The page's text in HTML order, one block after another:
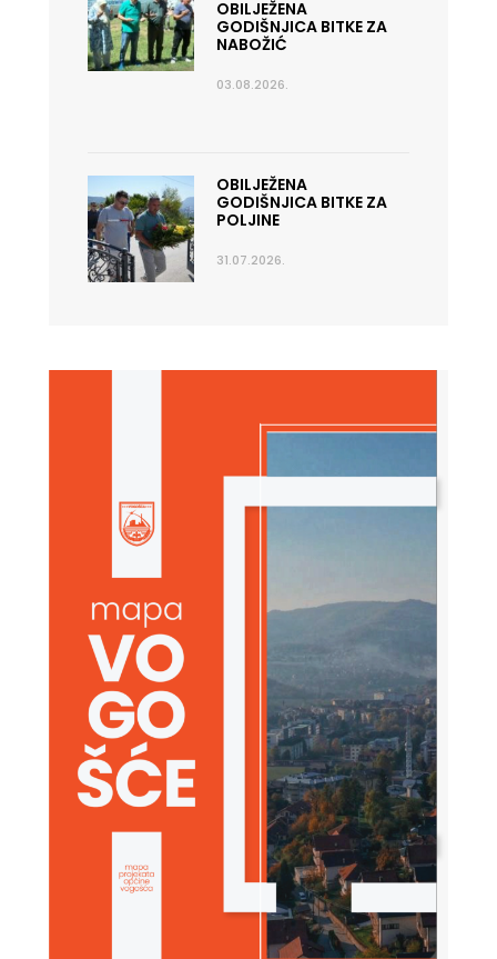
OBILJEŽENA
GODIŠNJICA BITKE ZA
NABOŽIĆ
03.08.2026.
OBILJEŽENA
GODIŠNJICA BITKE ZA
POLJINE
31.07.2026.